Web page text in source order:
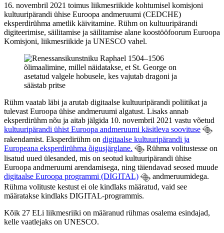
16. novembril 2021 toimus liikmesriikide kohtumisel komisjoni
kultuuripärandi ühise Euroopa andmeruumi (CEDCHE)
eksperdirühma ametlik käivitamine. Rühm on kultuuripärandi
digiteerimise, säilitamise ja säilitamise alane koostööfoorum Euroopa
Komisjoni, liikmesriikide ja UNESCO vahel.
Rühm vaatab läbi ja arutab digitaalse kultuuripärandi poliitikat ja
tulevast Euroopa ühise andmeruumi algatust. Lisaks annab
eksperdirühm nõu ja aitab jälgida 10. novembril 2021 vastu võetud
kultuuripärandi ühist Euroopa andmeruumi käsitleva soovituse
rakendamist. Eksperdirühm on digitaalse kultuuripärandi ja
Europeana eksperdirühma õigusjärglane.
Rühma volitustesse on
lisatud uued ülesanded, mis on seotud kultuuripärandi ühise
Euroopa andmeruumi arendamisega, ning täiendavad seosed muude
digitaalse Euroopa programmi (DIGITAL)
andmeruumidega.
Rühma volituste kestust ei ole kindlaks määratud, vaid see
määratakse kindlaks DIGITAL-programmis.
Kõik 27 ELi liikmesriiki on määranud rühmas osalema esindajad,
kelle vaatlejaks on UNESCO.